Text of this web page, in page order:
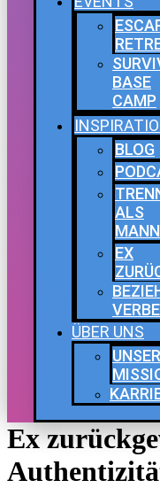
BASE
CAMP
BLOG
ALS
MANN
EX
ÜBER UNS
Ex